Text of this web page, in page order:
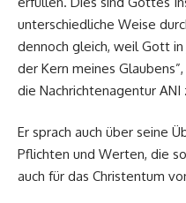
unterschiedliche Weise
dennoch gleich, weil Gott
der Kern meines
die Nachrichtenagentur ANI
Er sprach auch über seine
Pflichten und Werten, die
auch für das Christentum